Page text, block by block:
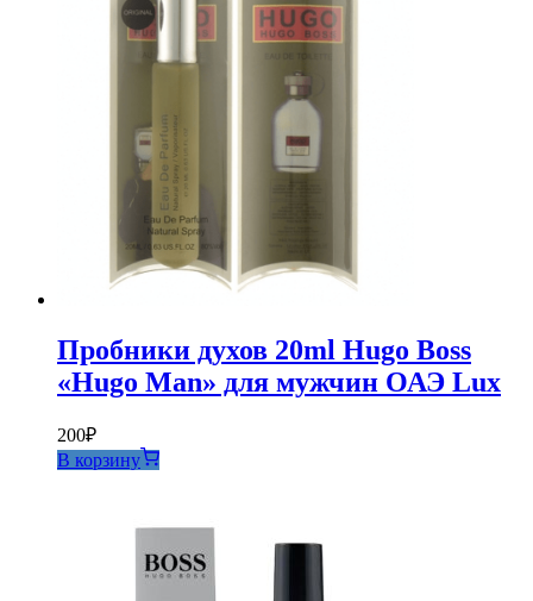
Пробники духов 20ml Hugo Boss
«Hugo Man» для мужчин ОАЭ Lux
200₽
В корзину